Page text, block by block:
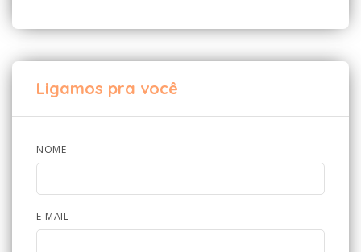
Ligamos pra você
NOME
E-MAIL